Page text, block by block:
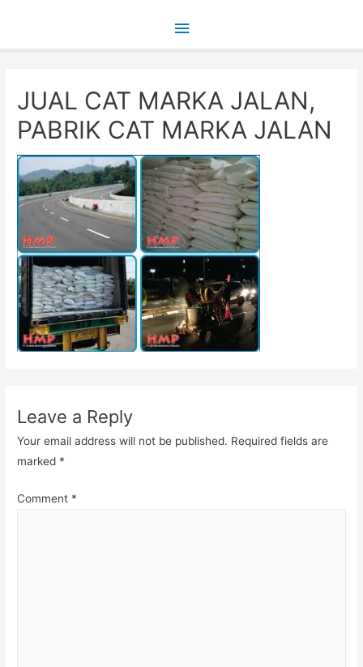
Main
JUAL CAT MARKA JALAN,
PABRIK CAT MARKA JALAN
Leave a Reply
Your email address will not be published. Required fields are
marked *
Comment *